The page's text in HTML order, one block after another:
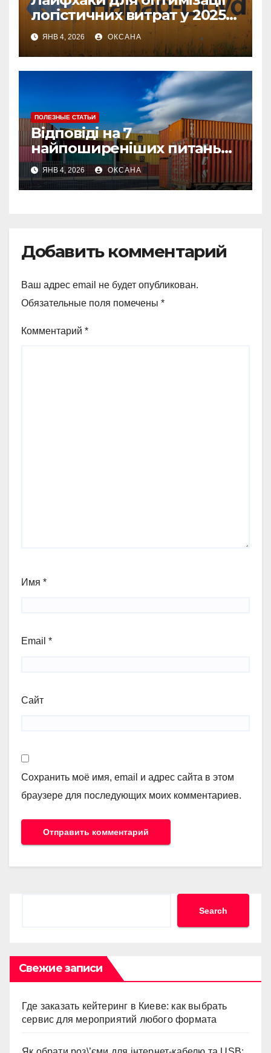
логістичних витрат у 2025
році
ЯНВ 4, 2026 ОКСАНА
ПОЛЕЗНЫЕ СТАТЬИ
Відповіді на 7
найпоширеніших питань
про страхування вантажу
ЯНВ 4, 2026 ОКСАНА
Добавить комментарий
Ваш адрес email не будет опубликован.
Обязательные поля помечены *
Комментарий *
Имя *
Email *
Сайт
Сохранить моё имя, email и адрес сайта в этом
браузере для последующих моих комментариев.
Search
Свежие записи
Где заказать кейтеринг в Киеве: как выбрать
сервис для мероприятий любого формата